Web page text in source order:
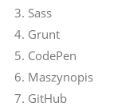
Sass
Grunt
CodePen
Maszynopis
GitHub